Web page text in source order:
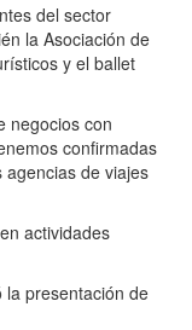
del sector
la Asociación de
y el ballet
negocios con
confirmadas
de viajes
actividades
la presentación de